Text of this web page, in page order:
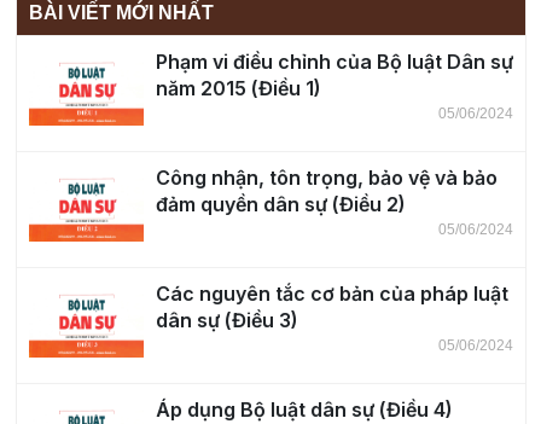
BÀI VIẾT MỚI NHẤT
Phạm vi điều chỉnh của Bộ luật Dân sự
năm 2015 (Điều 1)
05/06/2024
Công nhận, tôn trọng, bảo vệ và bảo
đảm quyền dân sự (Điều 2)
05/06/2024
Các nguyên tắc cơ bản của pháp luật
dân sự (Điều 3)
05/06/2024
Áp dụng Bộ luật dân sự (Điều 4)